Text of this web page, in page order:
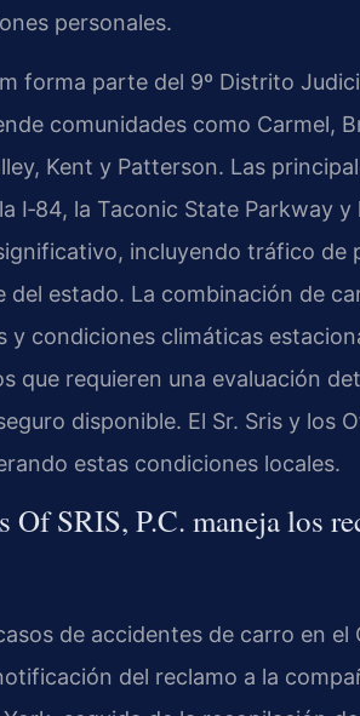
personales.
forma parte del 9º Distrito
comunidades como Carmel,
Kent y Patterson. Las
I‑84, la Taconic State Parkway
incluyendo tráfico de
del estado. La combinación de
y condiciones climáticas
que requieren una evaluación
disponible. El Sr. Sris y los
estas condiciones locales.
Of SRIS, P.C. maneja los
de accidentes de carro en el
del reclamo a la